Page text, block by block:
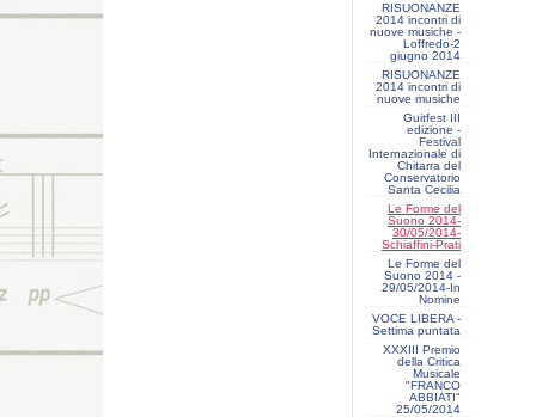
RISUONANZE
2014 incontri di
nuove musiche -
Loffredo-2
giugno 2014
RISUONANZE
2014 incontri di
nuove musiche
Guitfest III
edizione -
Festival
Internazionale di
Chitarra del
Conservatorio
Santa Cecilia
Le Forme del
Suono 2014-
30/05/2014-
Schiaffini-Prati
Le Forme del
Suono 2014 -
29/05/2014-In
Nomine
VOCE LIBERA -
Settima puntata
XXXIII Premio
della Critica
Musicale
"FRANCO
ABBIATI"
25/05/2014